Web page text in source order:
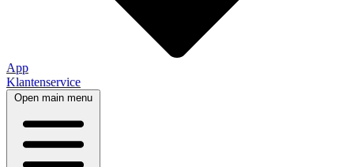
App
Klantenservice
Open main menu